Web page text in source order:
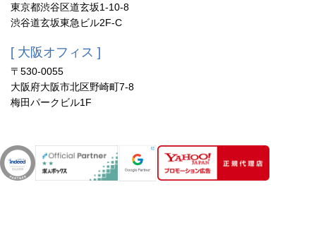
東京都渋谷区道玄坂1-10-8
渋谷道玄坂東急ビル2F-C
[ 大阪オフィス ]
〒530-0055
大阪府大阪市北区野崎町7-8
梅田パークビル1F